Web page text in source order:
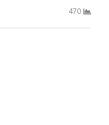
470